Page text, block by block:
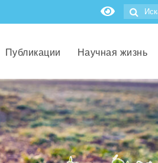
Публикации Научная жизнь